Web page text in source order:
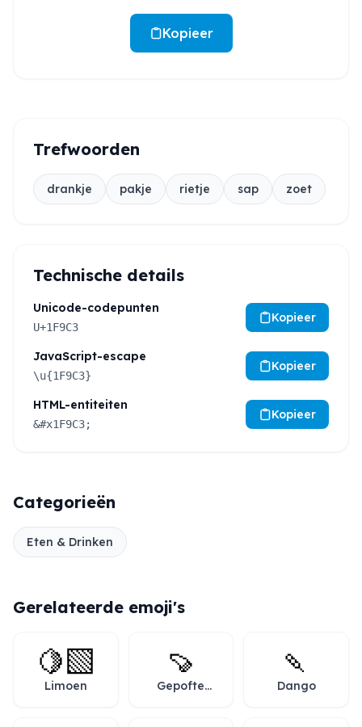
Kopieer
Trefwoorden
drankje pakje rietje sap zoet
Technische details
Unicode-codepunten
U+1F9C3
Kopieer
JavaScript-escape
\u{1F9C3}
Kopieer
HTML-entiteiten
&#x1F9C3;
Kopieer
Categorieën
Eten & Drinken
Gerelateerde emoji's
🍋‍🟩
Limoen
🍠
Gepofte
🍡
Dango